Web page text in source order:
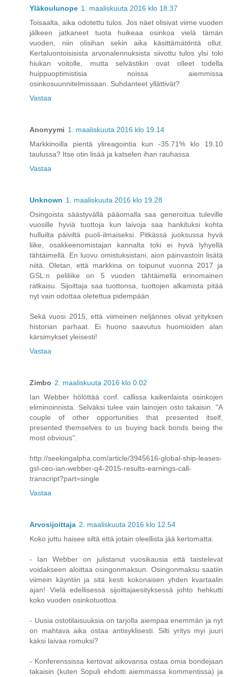
Yläkoulunope 1. maaliskuuta 2016 klo 18.37
Toisaalta, aika odotettu tulos. Jos näet olisivat viime vuoden
jälkeen jatkaneet tuota huikeaa osinkoa vielä tämän
vuoden, niin olisihan sekin aika käsittämätöntä ollut.
Kertaluontoisisista arvonalennuksista siivottu tulos ylsi toki
hiukan voitolle, mutta selvästikin ovat olleet todella
huippuoptimistisia noissa aiemmissa
osinkosuunnitelmissaan. Suhdanteet yllättivät?
Vastaa
Anonyymi 1. maaliskuuta 2016 klo 19.14
Markkinoilla pientä ylireagointia kun -35.71% klo 19.10
taulussa? Itse otin lisää ja katselen ihan rauhassa.
Vastaa
Unknown 1. maaliskuuta 2016 klo 19.28
Osingoista säästyvällä pääomalla saa generoitua tuleville
vuosille hyviä tuottoja kun laivoja saa hankituksi kohta
hulluilta päiviltä puoli-ilmaiseksi. Pitkässä juoksussa hyvä
liike, osakkeenomistajan kannalta toki ei hyvä lyhyellä
tähtäimellä. En luovu omistuksistani, aion päinvastoin lisätä
niitä. Oletan, että markkina on toipunut vuonna 2017 ja
GSL:n peliliike on 5 vuoden tähtäimellä erinomainen
ratkaisu. Sijoittaja saa tuottonsa, tuottojen alkamista pitää
nyt vain odottaa oletettua pidempään.
Sekä vuosi 2015, että viimeinen neljännes olivat yrityksen
historian parhaat. Ei huono saavutus huomioiden alan
kärsimykset yleisesti!
Vastaa
Zimbo 2. maaliskuuta 2016 klo 0.02
Ian Webber hölöttää conf. callissa kaikenlaista osinkojen
eliminoinnista. Selväksi tulee vain lainojen osto takaisin. "A
couple of other opportunities that presented itself,
presented themselves to us buying back bonds being the
most obvious".
http://seekingalpha.com/article/3945616-global-ship-leases-
gsl-ceo-ian-webber-q4-2015-results-earnings-call-
transcript?part=single
Vastaa
Arvosijoittaja 2. maaliskuuta 2016 klo 12.54
Koko juttu haisee siltä että jotain oleellista jää kertomatta:
- Ian Webber on julistanut vuosikausia että taistelevat
voidakseen aloittaa osingonmaksun. Osingonmaksu saatiin
viimein käyntiin ja sitä kesti kokonaisen yhden kvartaalin
ajan! Vielä edellisessä sijoittajaesityksessä johto hehkutti
koko vuoden osinkotuottoa.
- Uusia ostotilaisuuksia on tarjolla aiempaa enemmän ja nyt
on mahtava aika ostaa antisyklisesti. Silti yritys myi juuri
kaksi laivaa romuksi?
- Konferenssissa kertovat aikovansa ostaa omia bondejaan
takaisin (kuten Sopuli ehdotti aiemmassa kommentissa) ja